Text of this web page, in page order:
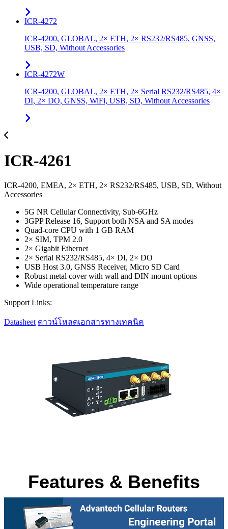
ICR-4272
ICR-4200, GLOBAL, 2× ETH, 2× RS232/RS485, GNSS,
USB, SD, Without Accessories
ICR-4272W
ICR-4200, GLOBAL, 2× ETH, 2× Serial RS232/RS485, 4×
DI, 2× DO, GNSS, WiFi, USB, SD, Without Accessories
ICR-4261
ICR-4200, EMEA, 2× ETH, 2× RS232/RS485, USB, SD, Without
Accessories
5G NR Cellular Connectivity, Sub-6GHz
3GPP Release 16, Support both NSA and SA modes
Quad-core CPU with 1 GB RAM
2× SIM, TPM 2.0
2× Gigabit Ethernet
2× Serial RS232/RS485, 4× DI, 2× DO
USB Host 3.0, GNSS Receiver, Micro SD Card
Robust metal cover with wall and DIN mount options
Wide operational temperature range
Support Links:
Datasheet ดาวน์โหลดเอกสารทางเทคนิค
Features & Benefits